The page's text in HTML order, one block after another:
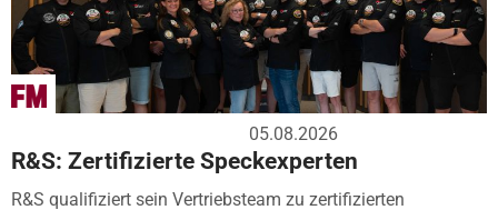
05.08.2026
R&S: Zertifizierte Speckexperten
R&S qualifiziert sein Vertriebsteam zu zertifizierten